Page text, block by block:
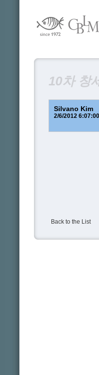
10차 창
Silvano Kim
2/6/2012
Back to the List